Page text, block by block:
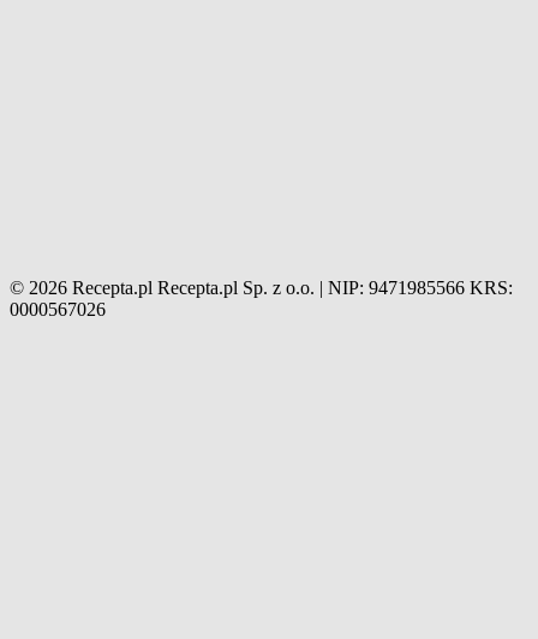
© 2026 Recepta.pl Recepta.pl Sp. z o.o. | NIP: 9471985566 KRS:
0000567026